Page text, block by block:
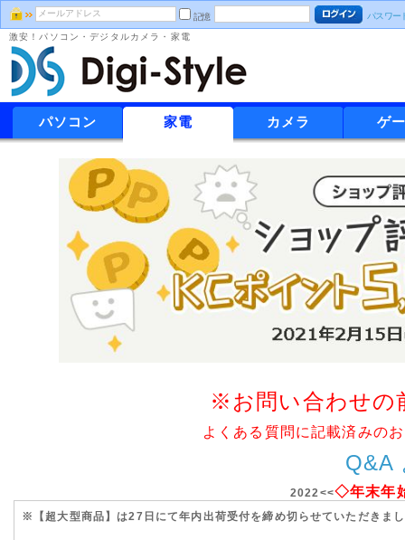
記憶 パスワー
激安！パソコン・デジタルカメラ・家電
パソコン 家電 カメラ ゲ
※お問い合わせの
よくある質問に記載済みの
Q&A
2022<<◇年末年
※【超大型商品】は27日にて年内出荷受付を締め切らせていただきま